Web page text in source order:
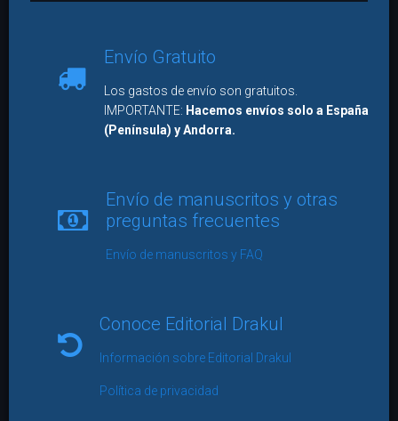
Envío Gratuito
Los gastos de envío son gratuitos.
IMPORTANTE: Hacemos envíos solo a España
(Península) y Andorra.
Envío de manuscritos y otras
preguntas frecuentes
Envío de manuscritos y FAQ
Conoce Editorial Drakul
Información sobre Editorial Drakul
Política de privacidad